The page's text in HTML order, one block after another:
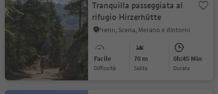
Tranquilla passeggiata al
rifugio Hirzerhütte
Prenn, Scena, Merano e dintorni
Facile
Difficoltà
70 m
Salita
0h:45 Min
durata